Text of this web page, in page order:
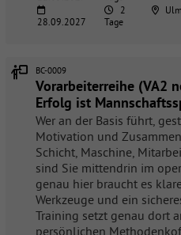
28.09.2027
2
Tage
Ulm
BC-0009
Vorarbeiterreihe (VA2
Erfolg ist
Wer an der Basis führt,
Motivation und
Schicht, Maschine,
sind Sie mittendrin im
genau hier braucht es
Werkzeuge und ein
Training setzt genau dort
persönlichen